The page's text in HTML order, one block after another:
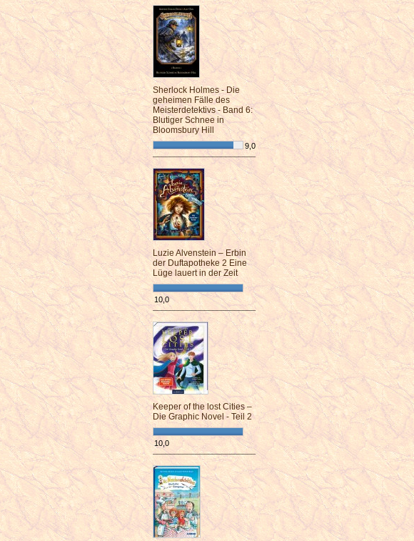
Sherlock Holmes - Die
geheimen Fälle des
Meisterdetektivs - Band 6:
Blutiger Schnee in
Bloomsbury Hill
9,0
¯¯¯¯¯¯¯¯¯¯¯¯¯¯¯¯¯¯¯¯¯¯¯¯
Luzie Alvenstein – Erbin
der Duftapotheke 2 Eine
Lüge lauert in der Zeit
10,0
¯¯¯¯¯¯¯¯¯¯¯¯¯¯¯¯¯¯¯¯¯¯¯¯
Keeper of the lost Cities –
Die Graphic Novel - Teil 2
10,0
¯¯¯¯¯¯¯¯¯¯¯¯¯¯¯¯¯¯¯¯¯¯¯¯